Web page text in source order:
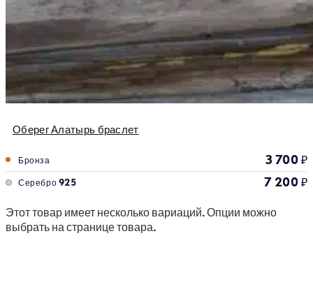
Оберег Алатырь браслет
Бронза 3 700₽
Серебро 925 7 200₽
Этот товар имеет несколько вариаций. Опции можно
выбрать на странице товара.